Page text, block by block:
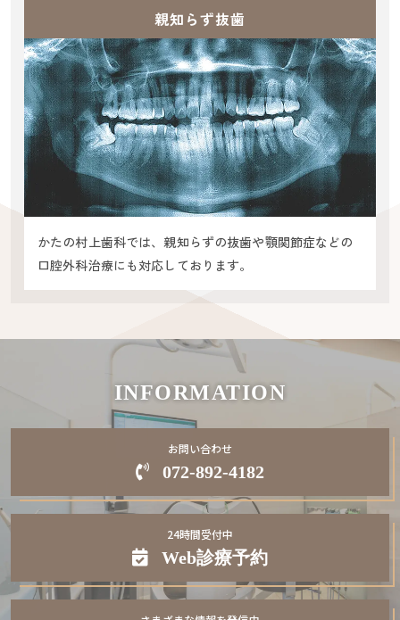
親知らず抜歯
かたの村上歯科では、親知らずの抜歯や顎関節症などの
口腔外科治療にも対応しております。
INFORMATION
お問い合わせ
072-892-4182
24時間受付中
Web診療予約